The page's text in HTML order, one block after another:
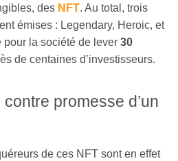
des NFT. Au total, trois
émises : Legendary, Heroic, et
pour la société de lever 30
de centaines d’investisseurs.
promesse d’un
de ces NFT sont en effet